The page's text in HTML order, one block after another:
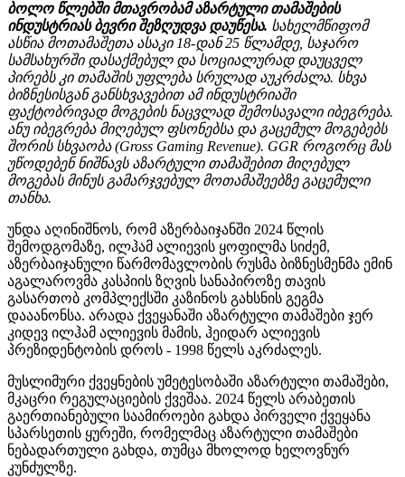
ბოლო წლებში მთავრობამ აზარტული თამაშების
ინდუსტრიას ბევრი შეზღუდვა დაუწესა. სახელმწიფომ
ასწია მოთამაშეთა ასაკი 18-დან 25 წლამდე, საჯარო
სამსახურში დასაქმებულ და სოციალურად დაუცველ
პირებს კი თამაშის უფლება სრულად აუკრძალა. სხვა
ბიზნესისგან განსხვავებით ამ ინდუსტრიაში
ფაქტობრივად მოგების ნაცვლად შემოსავალი იბეგრება.
ანუ იბეგრება მიღებულ ფსონებსა და გაცემულ მოგებებს
შორის სხვაობა (Gross Gaming Revenue). GGR როგორც მას
უწოდებენ ნიშნავს აზარტული თამაშებით მიღებულ
მოგებას მინუს გამარჯვებულ მოთამაშეებზე გაცემული
თანხა.
უნდა აღინიშნოს, რომ აზერბაიჯანში 2024 წლის
შემოდგომაზე, ილჰამ ალიევის ყოფილმა სიძემ,
აზერბაიჯანული წარმომავლობის რუსმა ბიზნესმენმა ემინ
აგალაროვმა კასპიის ზღვის სანაპიროზე თავის
გასართობ კომპლექსში კაზინოს გახსნის გეგმა
დააანონსა. არადა ქვეყანაში აზარტული თამაშები ჯერ
კიდევ ილჰამ ალიევის მამის, ჰეიდარ ალიევის
პრეზიდენტობის დროს - 1998 წელს აკრძალეს.
მუსლიმური ქვეყნების უმეტესობაში აზარტული თამაშები,
მკაცრი რეგულაციების ქვეშაა. 2024 წელს არაბეთის
გაერთიანებული საამიროები გახდა პირველი ქვეყანა
სპარსეთის ყურეში, რომელმაც აზარტული თამაშები
ნებადართული გახდა, თუმცა მხოლოდ ხელოვნურ
კუნძულზე.